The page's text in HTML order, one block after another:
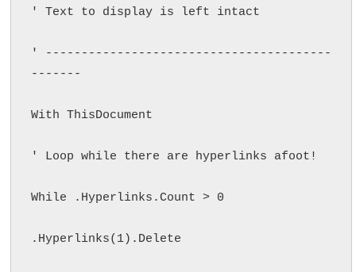
' Text to display is left intact
' ----------------------------------------
-------
With ThisDocument
' Loop while there are hyperlinks afoot!
While .Hyperlinks.Count > 0
.Hyperlinks(1).Delete